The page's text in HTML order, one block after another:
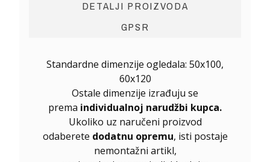
DETALJI PROIZVODA
GPSR
Standardne dimenzije ogledala: 50x100,
60x120
Ostale dimenzije izrađuju se
prema individualnoj narudžbi kupca.
Ukoliko uz naručeni proizvod
odaberete dodatnu opremu, isti postaje
nemontažni artikl,